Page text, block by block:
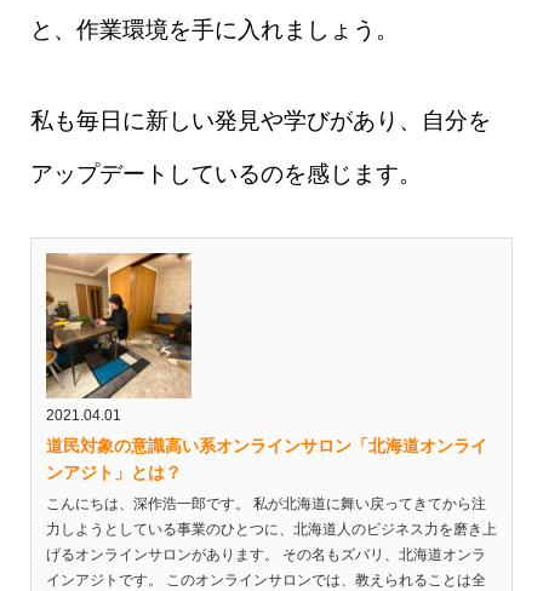
と、作業環境を手に入れましょう。
私も毎日に新しい発見や学びがあり、自分を
アップデートしているのを感じます。
2021.04.01
道民対象の意識高い系オンラインサロン「北海道オンライ
ンアジト」とは？
こんにちは、深作浩一郎です。 私が北海道に舞い戻ってきてから注
力しようとしている事業のひとつに、北海道人のビジネス力を磨き上
げるオンラインサロンがあります。 その名もズバリ、北海道オンラ
インアジトです。 このオンラインサロンでは、教えられることは全